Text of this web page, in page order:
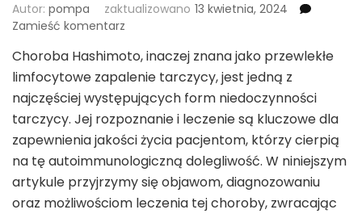
Autor: pompa zaktualizowano 13 kwietnia, 2024
Zamieść komentarz
Zrozumienie
choroby
Hashimoto:
Dlaczego
diagnoza
jest
kluczowa
Choroba Hashimoto, inaczej znana jako przewlekłe
limfocytowe zapalenie tarczycy, jest jedną z
najczęściej występujących form niedoczynności
tarczycy. Jej rozpoznanie i leczenie są kluczowe dla
zapewnienia jakości życia pacjentom, którzy cierpią
na tę autoimmunologiczną dolegliwość. W niniejszym
artykule przyjrzymy się objawom, diagnozowaniu
oraz możliwościom leczenia tej choroby, zwracając